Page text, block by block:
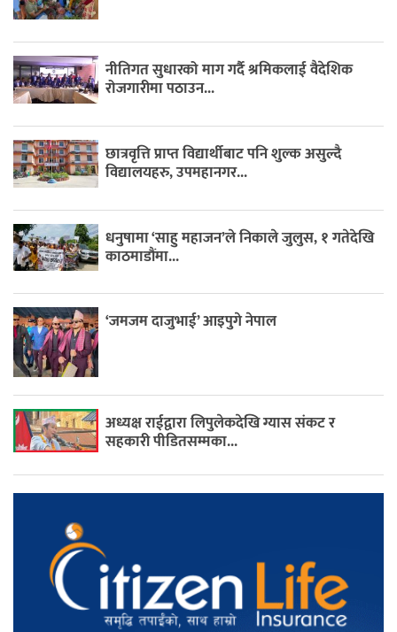
नीतिगत सुधारको माग गर्दै श्रमिकलाई वैदेशिक
रोजगारीमा पठाउन...
छात्रवृत्ति प्राप्त विद्यार्थीबाट पनि शुल्क असुल्दै
विद्यालयहरु, उपमहानगर...
धनुषामा ‘साहु महाजन’ले निकाले जुलुस, १ गतेदेखि
काठमाडौंमा...
‘जमजम दाजुभाई’ आइपुगे नेपाल
अध्यक्ष राईद्वारा लिपुलेकदेखि ग्यास संकट र
सहकारी पीडितसम्मका...